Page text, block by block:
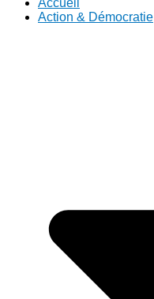
Accueil
Action & Démocratie